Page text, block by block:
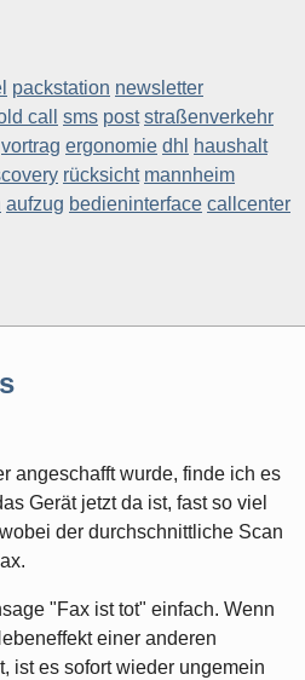
packstation newsletter
call sms post straßenverkehr
vortrag ergonomie dhl
haushalt
rücksicht mannheim
aufzug bedieninterface callcenter
angeschafft wurde, finde ich es
Gerät jetzt da ist, fast so viel
der durchschnittliche Scan
"Fax ist tot" einfach. Wenn
einer anderen
ist es sofort wieder ungemein